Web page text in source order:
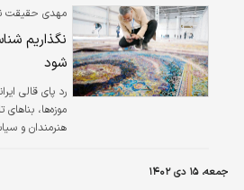
مهدی حقیقت
فرش دست‌باف
نگذاریم
شود
رد پای قالی
موزه‌ها، بناهای
هنرمندان و
جمعه، ۱۵ دی ۱۴۰۲